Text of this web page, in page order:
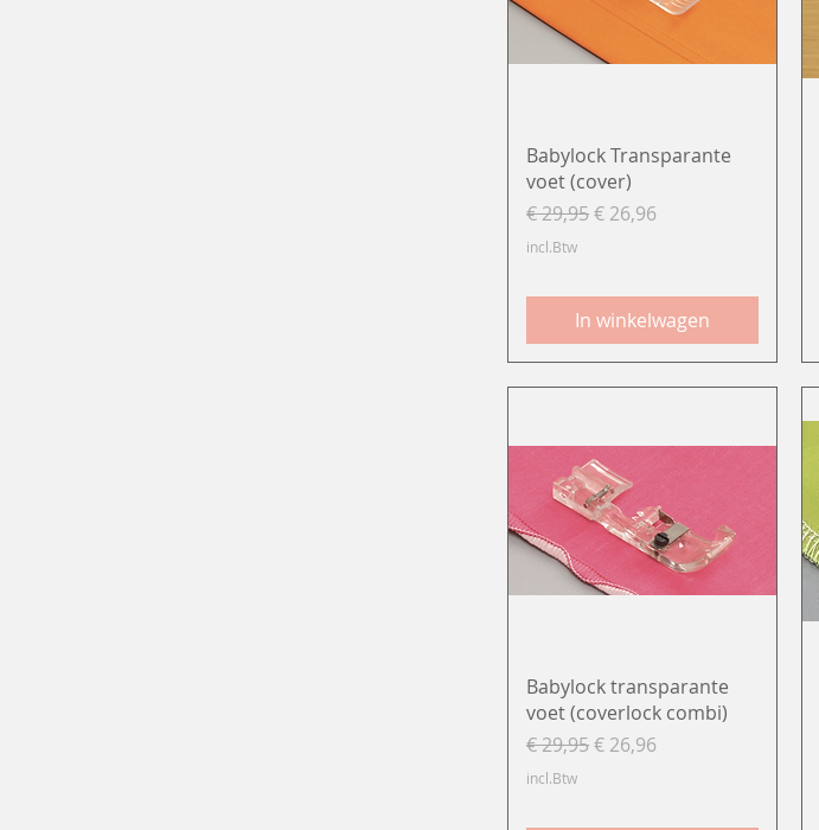
Snel overzicht
Babylock Transparante
voet (cover)
Normale prijs
€ 29,95Verkoopprijs
€ 26,96
incl.Btw
In winkelwagen
Snel overzicht
Babylock transparante
voet (coverlock combi)
Normale prijs
€ 29,95Verkoopprijs
€ 26,96
incl.Btw